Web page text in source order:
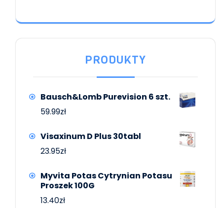
PRODUKTY
Bausch&Lomb Purevision 6 szt.
59.99zł
Visaxinum D Plus 30tabl
23.95zł
Myvita Potas Cytrynian Potasu
Proszek 100G
13.40zł